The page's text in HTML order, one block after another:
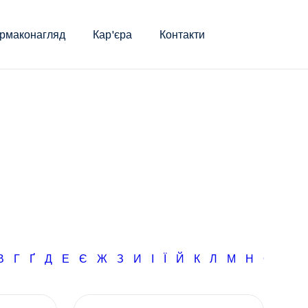
Кар'єра Контакти
Г Ґ Д Е Є Ж З И І Ї Й К Л М Н О